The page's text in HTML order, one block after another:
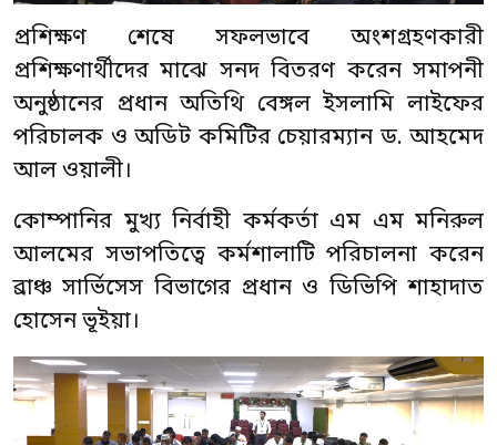
প্রশিক্ষণ শেষে সফলভাবে অংশগ্রহণকারী
প্রশিক্ষণার্থীদের মাঝে সনদ বিতরণ করেন সমাপনী
অনুষ্ঠানের প্রধান অতিথি বেঙ্গল ইসলামি লাইফের
পরিচালক ও অডিট কমিটির চেয়ারম্যান ড. আহমেদ
আল ওয়ালী।
কোম্পানির মুখ্য নির্বাহী কর্মকর্তা এম এম মনিরুল
আলমের সভাপতিত্বে কর্মশালাটি পরিচালনা করেন
ব্রাঞ্চ সার্ভিসেস বিভাগের প্রধান ও ডিভিপি শাহাদাত
হোসেন ভূইয়া।